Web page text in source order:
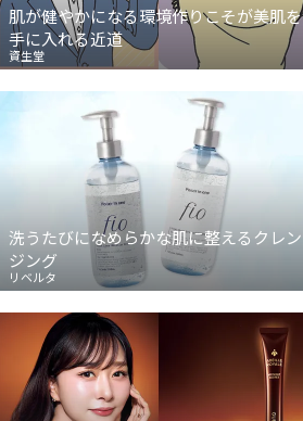
肌が健やかになる環境作りこそが美肌を
手に入れる近道
資生堂
洗うたびになめらかな肌に整えるクレン
ジング
リベルタ